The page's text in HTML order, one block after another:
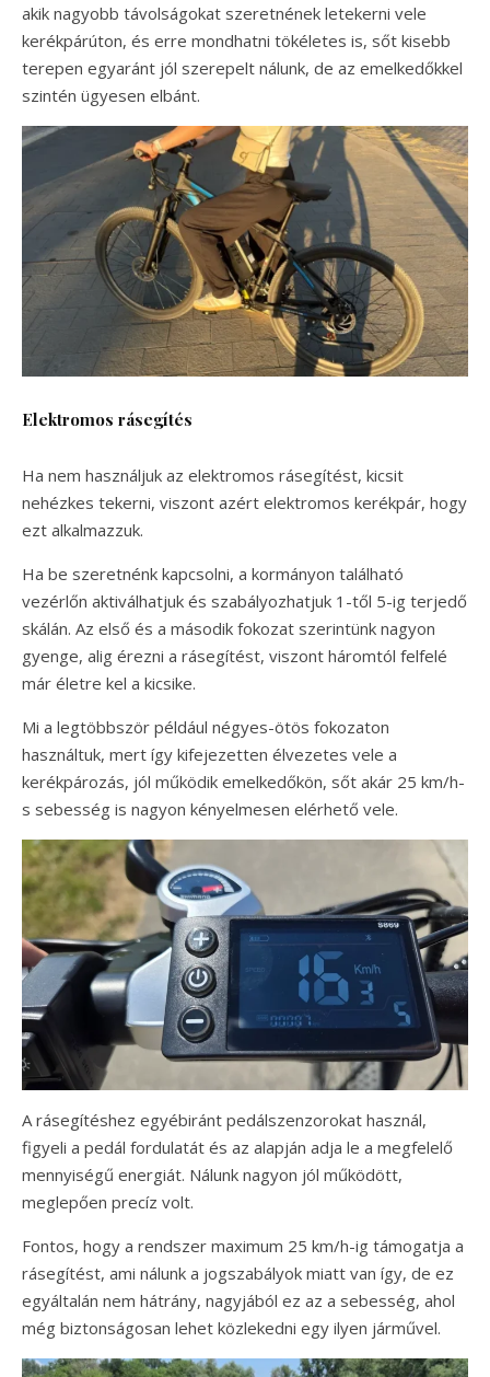
akik nagyobb távolságokat szeretnének letekerni vele
kerékpárúton, és erre mondhatni tökéletes is, sőt kisebb
terepen egyaránt jól szerepelt nálunk, de az emelkedőkkel
szintén ügyesen elbánt.
Elektromos rásegítés
Ha nem használjuk az elektromos rásegítést, kicsit
nehézkes tekerni, viszont azért elektromos kerékpár, hogy
ezt alkalmazzuk.
Ha be szeretnénk kapcsolni, a kormányon található
vezérlőn aktiválhatjuk és szabályozhatjuk 1-től 5-ig terjedő
skálán. Az első és a második fokozat szerintünk nagyon
gyenge, alig érezni a rásegítést, viszont háromtól felfelé
már életre kel a kicsike.
Mi a legtöbbször például négyes-ötös fokozaton
használtuk, mert így kifejezetten élvezetes vele a
kerékpározás, jól működik emelkedőkön, sőt akár 25 km/h-
s sebesség is nagyon kényelmesen elérhető vele.
A rásegítéshez egyébiránt pedálszenzorokat használ,
figyeli a pedál fordulatát és az alapján adja le a megfelelő
mennyiségű energiát. Nálunk nagyon jól működött,
meglepően precíz volt.
Fontos, hogy a rendszer maximum 25 km/h-ig támogatja a
rásegítést, ami nálunk a jogszabályok miatt van így, de ez
egyáltalán nem hátrány, nagyjából ez az a sebesség, ahol
még biztonságosan lehet közlekedni egy ilyen járművel.